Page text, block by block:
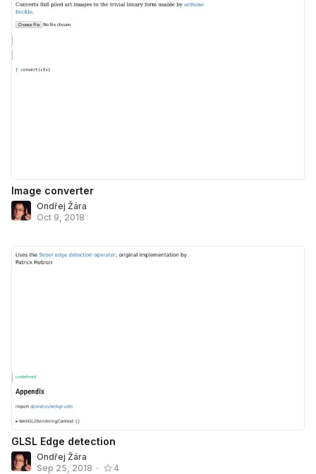
Image converter
Ondřej Žára
Oct 9, 2018
GLSL Edge detection
Ondřej Žára
Sep 25, 2018 • 4